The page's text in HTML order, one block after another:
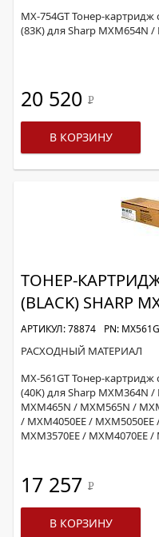
MX-754GT Тонер-
(83K) для Sharp MXM654N
20 520 Р
В КОРЗИНУ
ТОНЕР-
(BLACK) SHARP
АРТИКУЛ: 78874 PN:
РАСХОДНЫЙ МАТЕРИАЛ
MX-561GT Тонер-
(40K) для Sharp MXM364N
MXM465N / MXM565N /
/ MXM4050EE /
MXM3570EE / MXM4070EE
17 257 Р
В КОРЗИНУ